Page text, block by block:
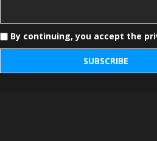
By continuing, you accept the